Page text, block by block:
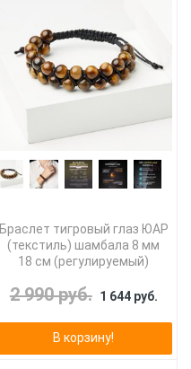
Браслет тигровый глаз ЮАР
(текстиль) шамбала 8 мм
18 см (регулируемый)
2 990 руб. 1 644 руб.
В корзину!